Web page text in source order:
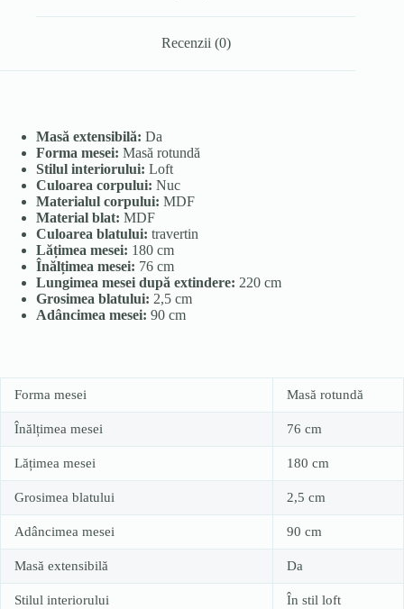
Recenzii (0)
Masă extensibilă: Da
Forma mesei: Masă rotundă
Stilul interiorului: Loft
Culoarea corpului: Nuc
Materialul corpului: MDF
Material blat: MDF
Culoarea blatului: travertin
Lățimea mesei: 180 cm
Înălțimea mesei: 76 cm
Lungimea mesei după extindere: 220 cm
Grosimea blatului: 2,5 cm
Adâncimea mesei: 90 cm
Forma mesei Masă rotundă
Înălțimea mesei 76 cm
Lățimea mesei 180 cm
Grosimea blatului 2,5 cm
Adâncimea mesei 90 cm
Masă extensibilă Da
Stilul interiorului În stil loft